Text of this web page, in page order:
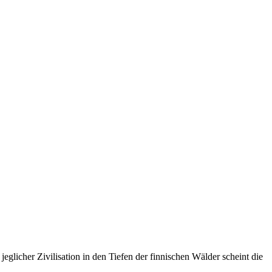
Zivilisation in den Tiefen der finnischen Wälder scheint die